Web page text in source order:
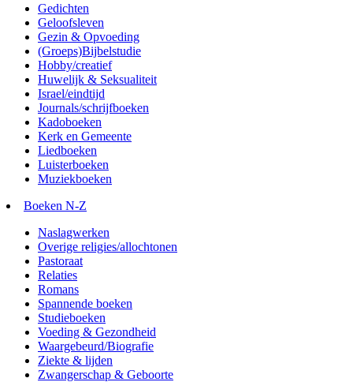
Gedichten
Geloofsleven
Gezin & Opvoeding
(Groeps)Bijbelstudie
Hobby/creatief
Huwelijk & Seksualiteit
Israel/eindtijd
Journals/schrijfboeken
Kadoboeken
Kerk en Gemeente
Liedboeken
Luisterboeken
Muziekboeken
Boeken N-Z
Naslagwerken
Overige religies/allochtonen
Pastoraat
Relaties
Romans
Spannende boeken
Studieboeken
Voeding & Gezondheid
Waargebeurd/Biografie
Ziekte & lijden
Zwangerschap & Geboorte